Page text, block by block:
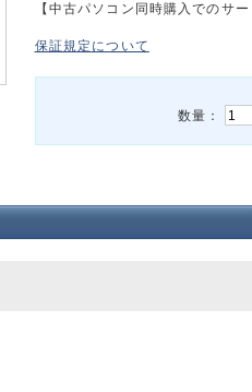
【中古パソコン同時購入でのサ
保証規定について
数量：